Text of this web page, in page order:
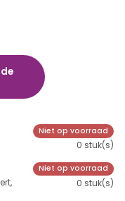
Niet op voorraad
0 stuk(s)
Niet op voorraad
0 stuk(s)